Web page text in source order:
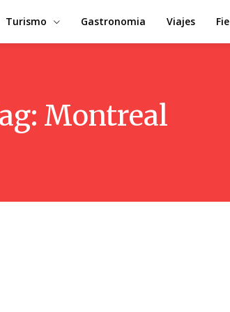
Turismo Gastronomia Viajes
Montreal